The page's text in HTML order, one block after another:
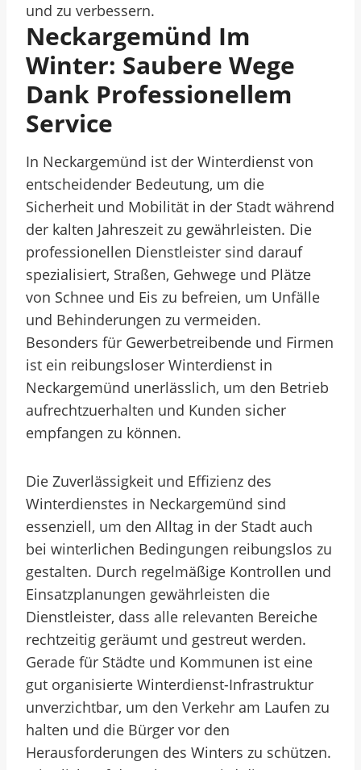
und zu verbessern.
Neckargemünd Im
Winter: Saubere Wege
Dank Professionellem
Service
In Neckargemünd ist der Winterdienst von
entscheidender Bedeutung, um die
Sicherheit und Mobilität in der Stadt während
der kalten Jahreszeit zu gewährleisten. Die
professionellen Dienstleister sind darauf
spezialisiert, Straßen, Gehwege und Plätze
von Schnee und Eis zu befreien, um Unfälle
und Behinderungen zu vermeiden.
Besonders für Gewerbetreibende und Firmen
ist ein reibungsloser Winterdienst in
Neckargemünd unerlässlich, um den Betrieb
aufrechtzuerhalten und Kunden sicher
empfangen zu können.
Die Zuverlässigkeit und Effizienz des
Winterdienstes in Neckargemünd sind
essenziell, um den Alltag in der Stadt auch
bei winterlichen Bedingungen reibungslos zu
gestalten. Durch regelmäßige Kontrollen und
Einsatzplanungen gewährleisten die
Dienstleister, dass alle relevanten Bereiche
rechtzeitig geräumt und gestreut werden.
Gerade für Städte und Kommunen ist eine
gut organisierte Winterdienst-Infrastruktur
unverzichtbar, um den Verkehr am Laufen zu
halten und die Bürger vor den
Herausforderungen des Winters zu schützen.